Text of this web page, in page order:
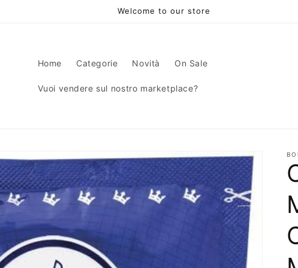
Welcome to our store
Home Categorie Novità On Sale
Vuoi vendere sul nostro marketplace?